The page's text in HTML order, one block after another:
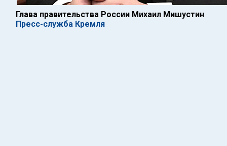
Глава правительства России Михаил Мишустин
Пресс-служба Кремля